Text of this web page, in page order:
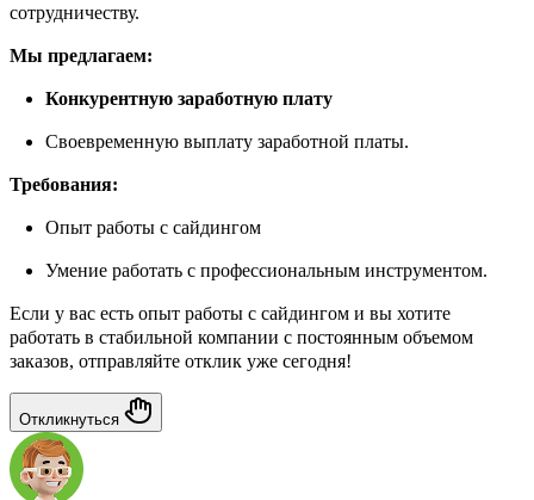
сотрудничеству.
Мы предлагаем:
Конкурентную заработную плату
Своевременную выплату заработной платы.
Требования:
Опыт работы с сайдингом
Умение работать с профессиональным инструментом.
Если у вас есть опыт работы с сайдингом и вы хотите
работать в стабильной компании с постоянным объемом
заказов, отправляйте отклик уже сегодня!
Откликнуться